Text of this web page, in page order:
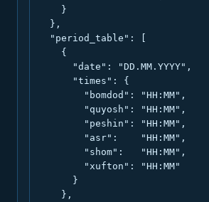
    }
  },
  "period_table": [
    {
      "date": "DD.MM.YYYY",
      "times": {
        "bomdod": "HH:MM",
        "quyosh": "HH:MM",
        "peshin": "HH:MM",
        "asr":    "HH:MM",
        "shom":   "HH:MM",
        "xufton": "HH:MM"
      }
    },